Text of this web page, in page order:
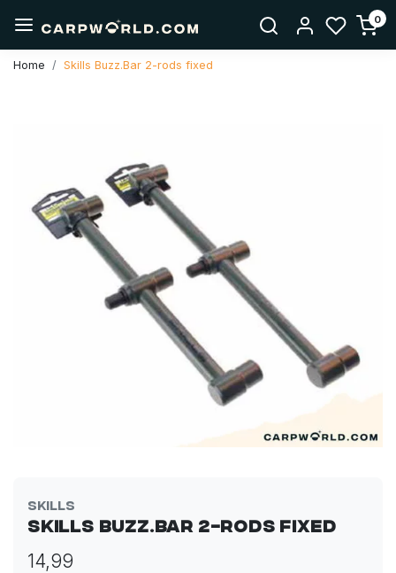
0
Home Skills Buzz.Bar 2-rods fixed
Skills
Skills Buzz.Bar 2-rods fixed
14,99